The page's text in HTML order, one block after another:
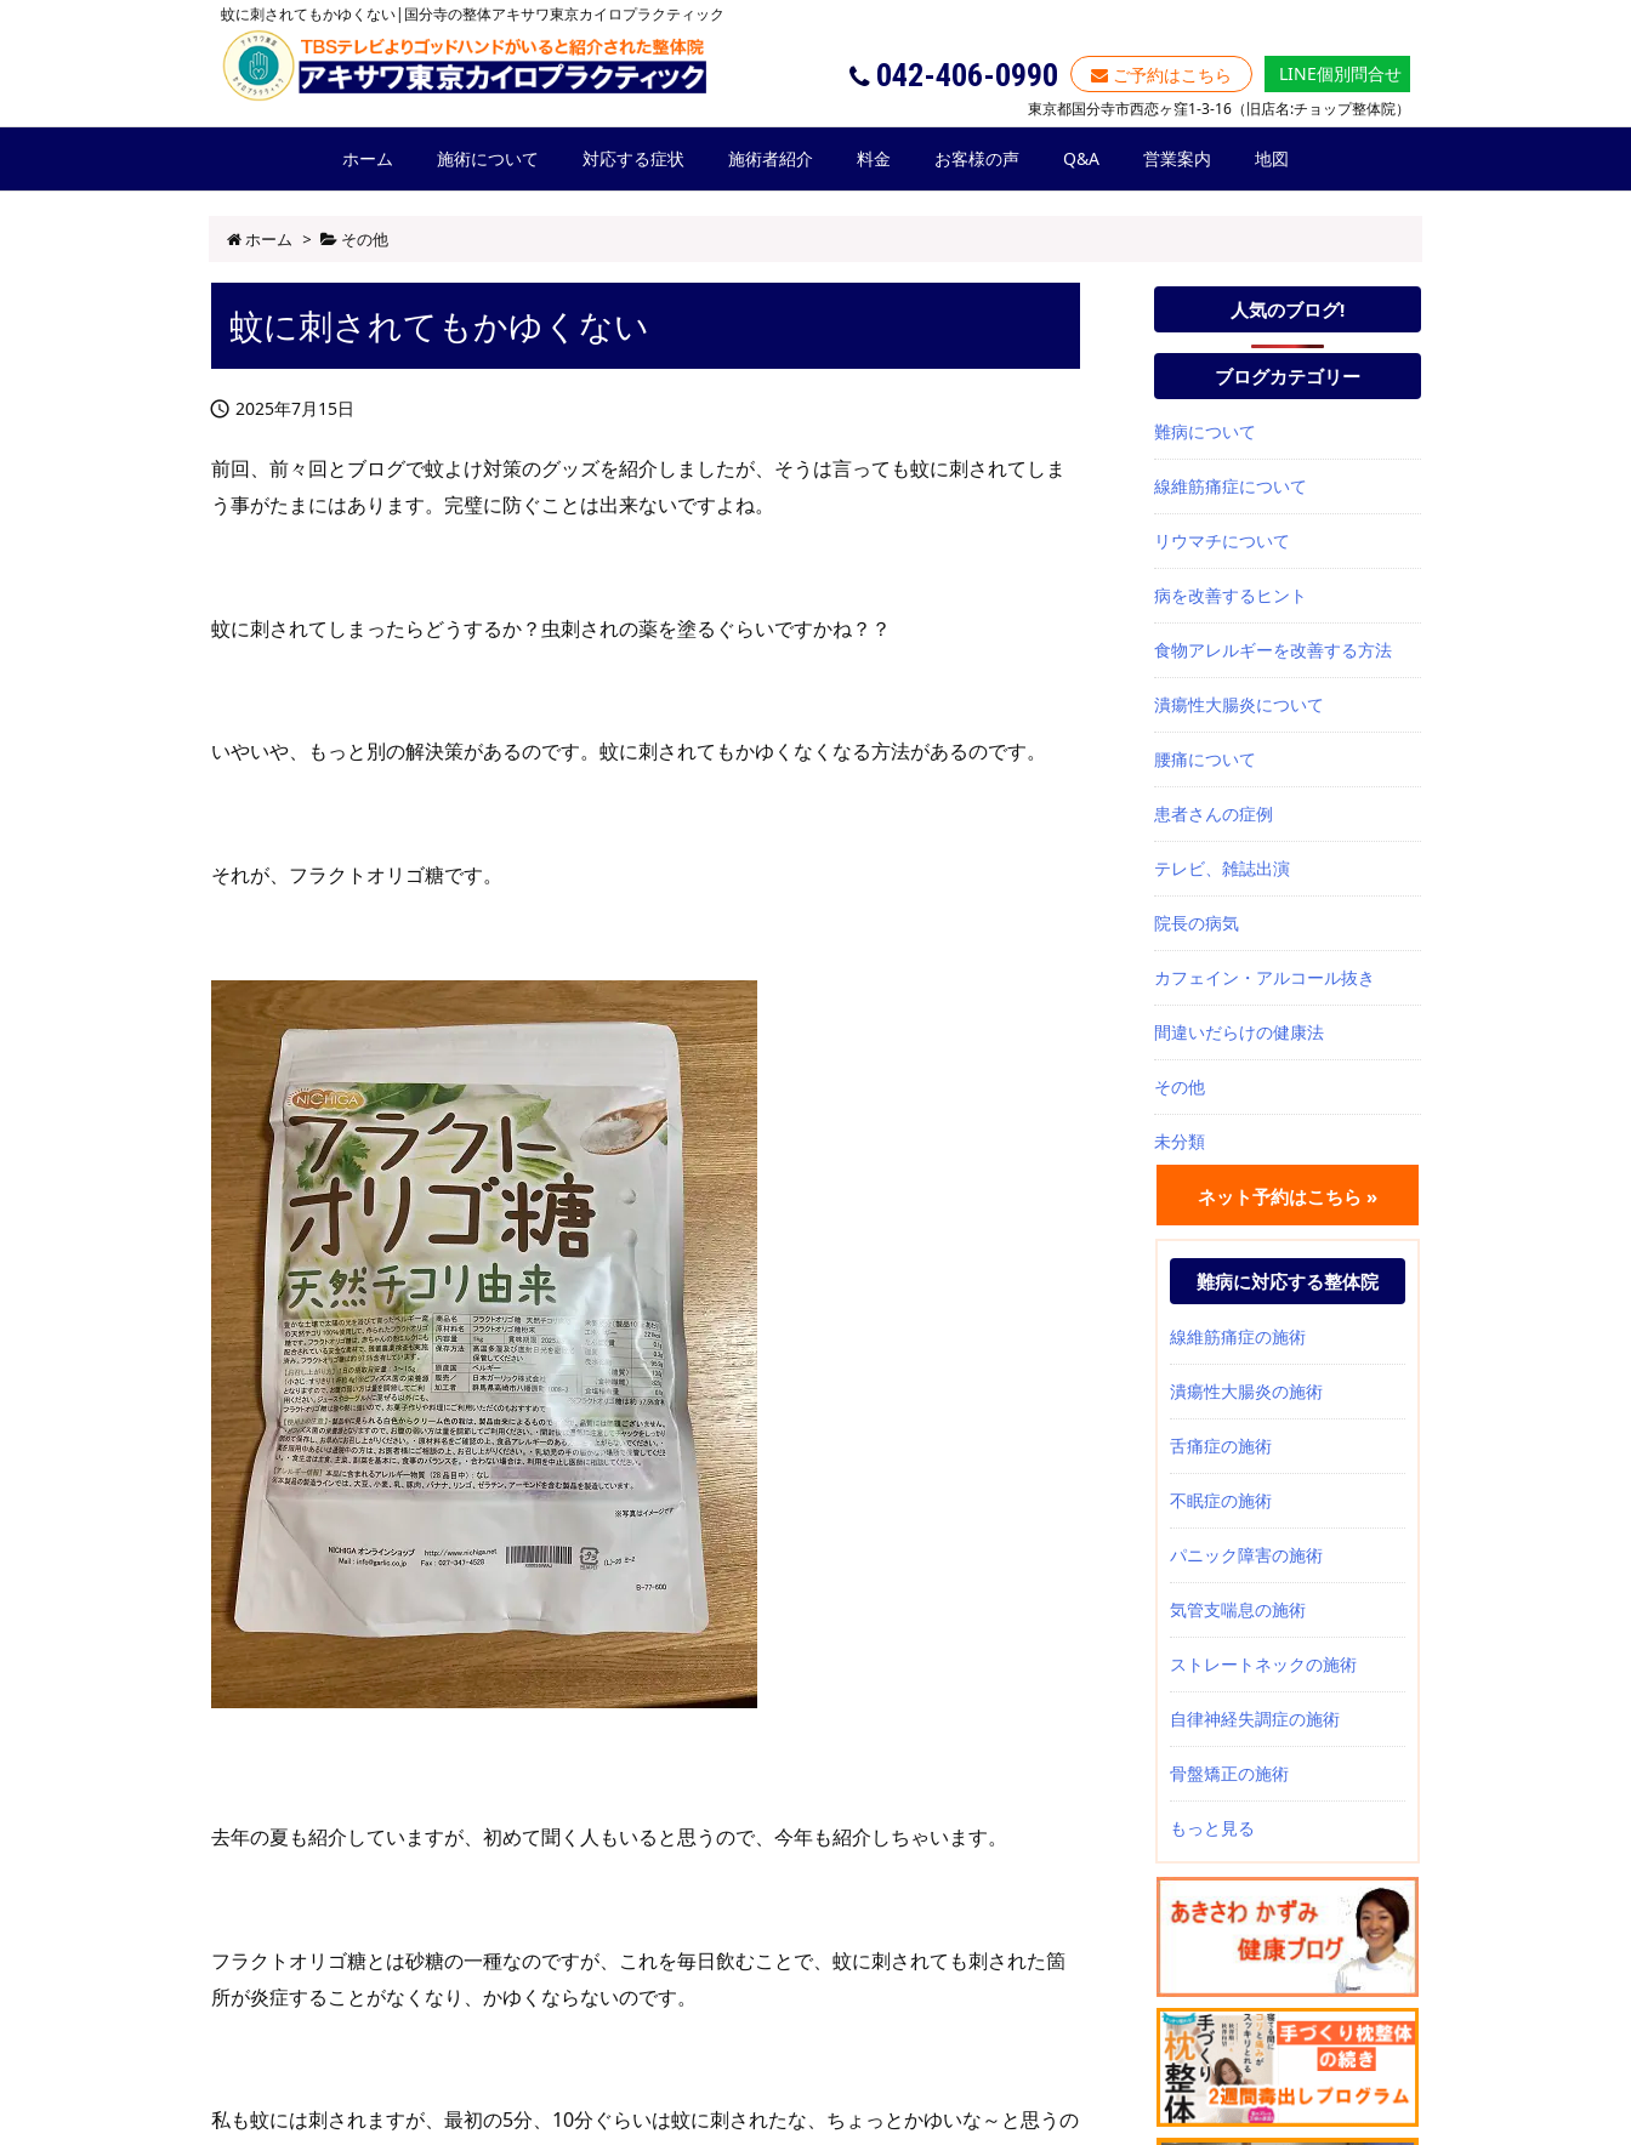
蚊に刺されてもかゆくない|国分寺の整体アキサワ東京カイロプラクティック
042-406-0990 ご予約はこちら LINE個別問合せ
東京都国分寺市西恋ヶ窪1-3-16（旧店名:チョップ整体院）
ホーム 施術について 対応する症状 施術者紹介 料金 お客様の声 Q&A 営業案内 地図
ホーム > その他
蚊に刺されてもかゆくない
 2025年7月15日
前回、前々回とブログで蚊よけ対策のグッズを紹介しましたが、そうは言っても蚊に刺されてしま
う事がたまにはあります。完璧に防ぐことは出来ないですよね。
蚊に刺されてしまったらどうするか？虫刺されの薬を塗るぐらいですかね？？
いやいや、もっと別の解決策があるのです。蚊に刺されてもかゆくなくなる方法があるのです。
それが、フラクトオリゴ糖です。
去年の夏も紹介していますが、初めて聞く人もいると思うので、今年も紹介しちゃいます。
フラクトオリゴ糖とは砂糖の一種なのですが、これを毎日飲むことで、蚊に刺されても刺された箇
所が炎症することがなくなり、かゆくならないのです。
私も蚊には刺されますが、最初の5分、10分ぐらいは蚊に刺されたな、ちょっとかゆいな～と思うの
人気のブログ!
ブログカテゴリー
難病について
線維筋痛症について
リウマチについて
病を改善するヒント
食物アレルギーを改善する方法
潰瘍性大腸炎について
腰痛について
患者さんの症例
テレビ、雑誌出演
院長の病気
カフェイン・アルコール抜き
間違いだらけの健康法
その他
未分類
ネット予約はこちら »
難病に対応する整体院
線維筋痛症の施術
潰瘍性大腸炎の施術
舌痛症の施術
不眠症の施術
パニック障害の施術
気管支喘息の施術
ストレートネックの施術
自律神経失調症の施術
骨盤矯正の施術
もっと見る